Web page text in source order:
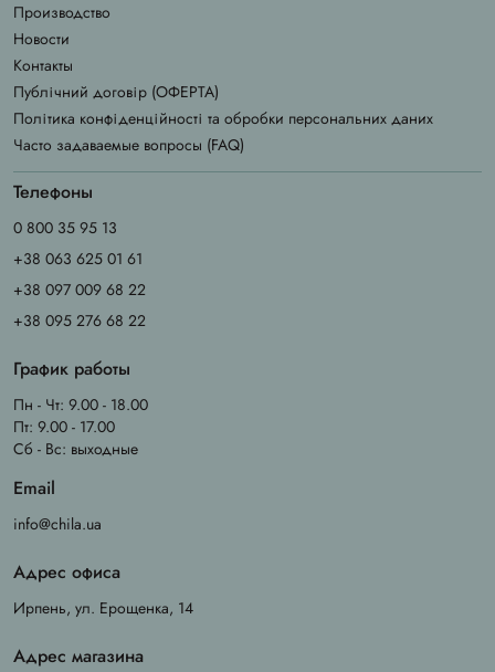
Производство
Новости
Контакты
Публічний договір (ОФЕРТА)
Політика конфіденційності та обробки персональних даних
Часто задаваемые вопросы (FAQ)
Телефоны
0 800 35 95 13
+38 063 625 01 61
+38 097 009 68 22
+38 095 276 68 22
График работы
Пн - Чт: 9.00 - 18.00
Пт: 9.00 - 17.00
Сб - Вс: выходные
Email
info@chila.ua
Адрес офиса
Ирпень, ул. Ерощенка, 14
Адрес магазина